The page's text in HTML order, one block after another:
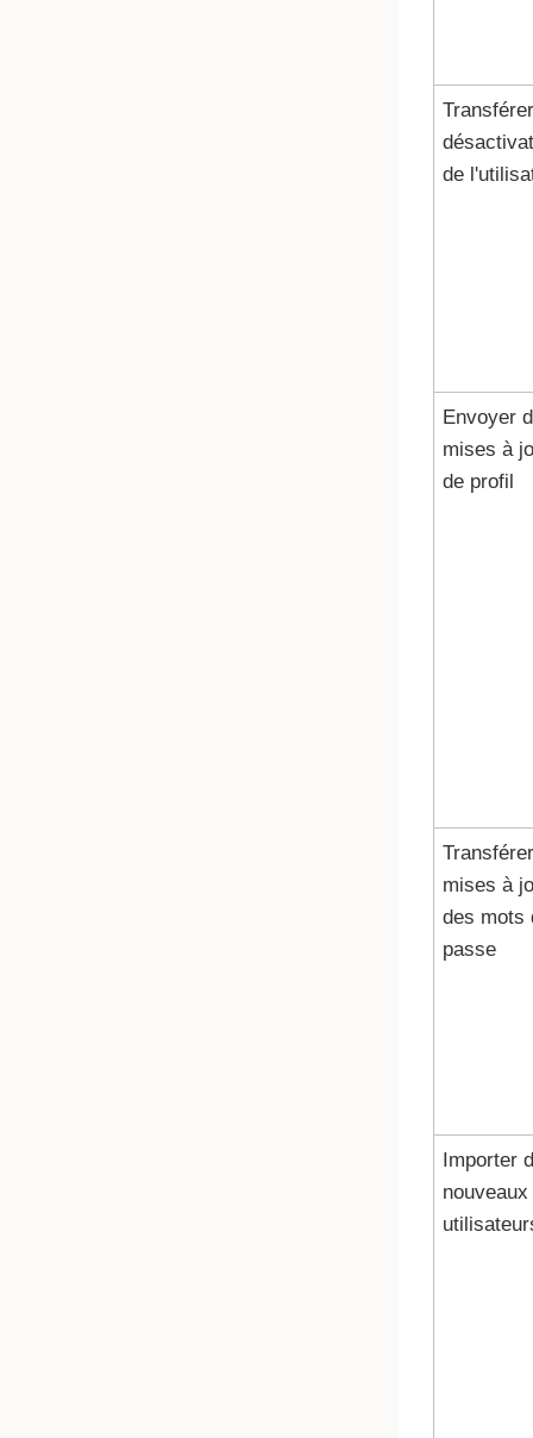
de
Envoyer
mises à
de profil
mises à
des mots
passe
Importer
nouveaux